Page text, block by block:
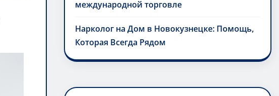
международной торговле
Нарколог на Дом в Новокузнецке: Помощь,
Которая Всегда Рядом